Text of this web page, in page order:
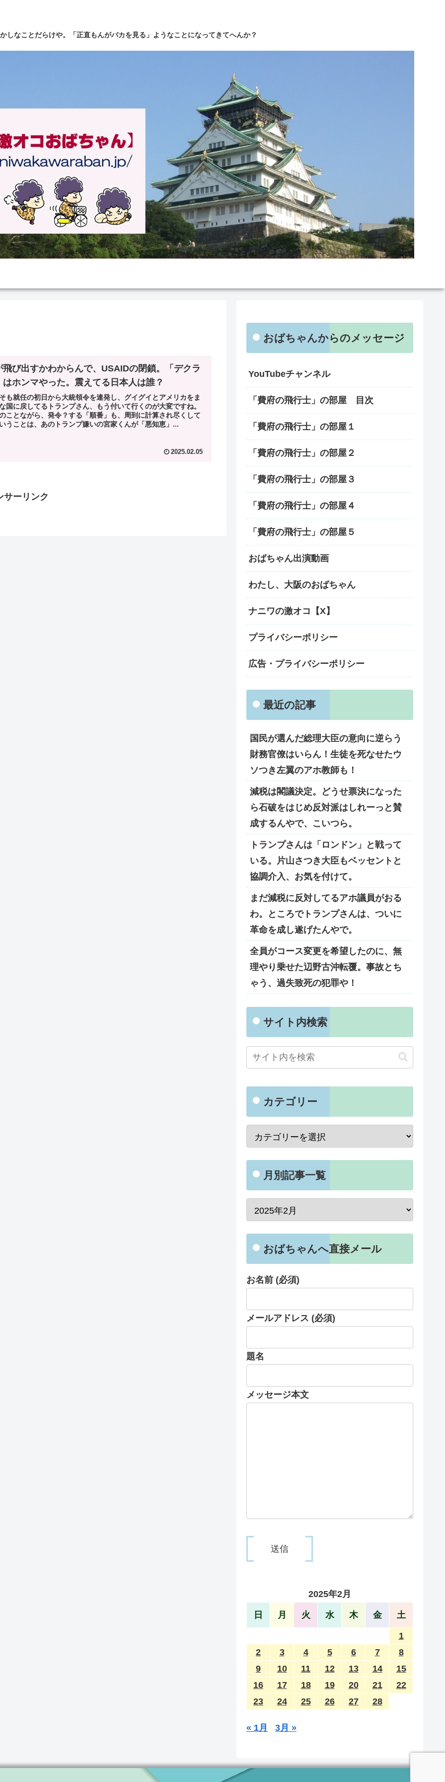
しなことだらけや。「正直もんがバカを見る」ようなことになってきてへんか？
飛び出すかわからんで、USAIDの閉鎖。「デクラ
はホンマやった。震えてる日本人は誰？
も就任の初日から大統領令を連発し、グイグイとアメリカをま
国に戻してるトランプさん、もう付いて行くのが大変ですね。
ことながら、発令？する「順番」も、周到に計算され尽くして
うことは、あのトランプ嫌いの宮家くんが「悪知恵」...
2025.02.05
サーリンク
おばちゃんからのメッセージ
YouTubeチャンネル
「費府の飛行士」の部屋 目次
「費府の飛行士」の部屋１
「費府の飛行士」の部屋２
「費府の飛行士」の部屋３
「費府の飛行士」の部屋４
「費府の飛行士」の部屋５
おばちゃん出演動画
わたし、大阪のおばちゃん
ナニワの激オコ【X】
プライバシーポリシー
広告・プライバシーポリシー
最近の記事
国民が選んだ総理大臣の意向に逆らう
財務官僚はいらん！生徒を死なせたウ
ソつき左翼のアホ教師も！
減税は閣議決定。どうせ票決になった
ら石破をはじめ反対派はしれーっと賛
成するんやで、こいつら。
トランプさんは「ロンドン」と戦って
いる。片山さつき大臣もベッセントと
協調介入、お気を付けて。
まだ減税に反対してるアホ議員がおる
わ。ところでトランプさんは、ついに
革命を成し遂げたんやで。
全員がコース変更を希望したのに、無
理やり乗せた辺野古沖転覆。事故とち
ゃう、過失致死の犯罪や！
サイト内検索
カテゴリー
月別記事一覧
おばちゃんへ直接メール
お名前 (必須)
メールアドレス (必須)
題名
メッセージ本文
2025年2月
日 月 火 水 木 金 土
1
2
3 4 5 6 7
8
9
10 11 12 13 14
15
16
17 18 19 20 21
22
23
24 25 26 27 28
« 1月 3月 »